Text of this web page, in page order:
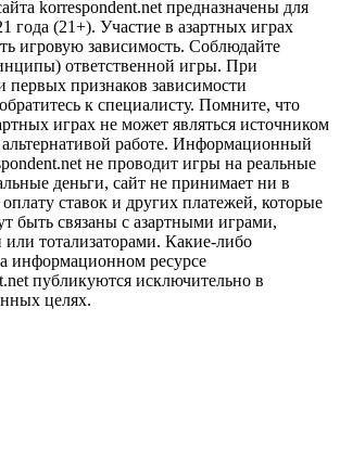
korrespondent.net предназначены для
года (21+). Участие в азартных играх
игровую зависимость. Соблюдайте
ответственной игры. При
первых признаков зависимости
к специалисту. Помните, что
играх не может являться источником
работе. Информационный
не проводит игры на реальные
деньги, сайт не принимает ни в
ставок и других платежей, которые
быть связаны с азартными играми,
или тотализаторами. Какие-либо
информационном ресурсе
публикуются исключительно в
целях.